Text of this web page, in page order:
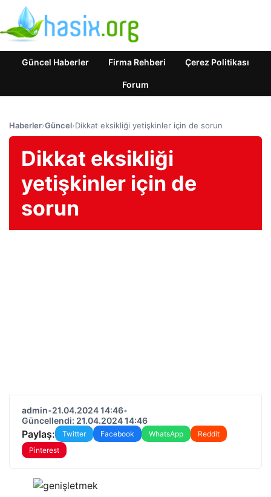
Güncel Haberler Firma Rehberi Çerez Politikası
Forum
Haberler›Güncel›Dikkat eksikliği yetişkinler için de sorun
Dikkat eksikliği
yetişkinler için de
sorun
admin•21.04.2024 14:46•
Güncellendi: 21.04.2024 14:46
Paylaş: Twitter Facebook WhatsApp
Reddit
Pinterest